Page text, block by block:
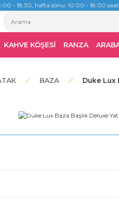
- 18:30, hafta sonu: 10:00 - 18:00
KAHVE KÖŞESİ RANZA
BAZA Duke Lux